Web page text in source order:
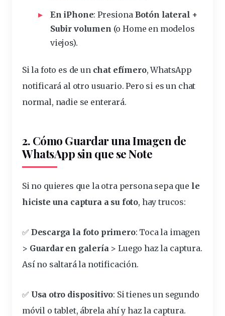
En iPhone: Presiona Botón lateral +
Subir volumen (o Home en modelos
viejos).
Si la foto es de un chat efímero, WhatsApp
notificará al otro usuario. Pero si es un chat
normal, nadie se enterará.
2. Cómo Guardar una Imagen de
WhatsApp sin que se Note
Si no quieres que la otra persona sepa que le
hiciste una captura a su foto, hay trucos:
✅ Descarga la foto primero: Toca la imagen
> Guardar en galería > Luego haz la captura.
Así no saltará la notificación.
✅ Usa otro dispositivo: Si tienes un segundo
móvil o tablet, ábrela ahí y haz la captura.